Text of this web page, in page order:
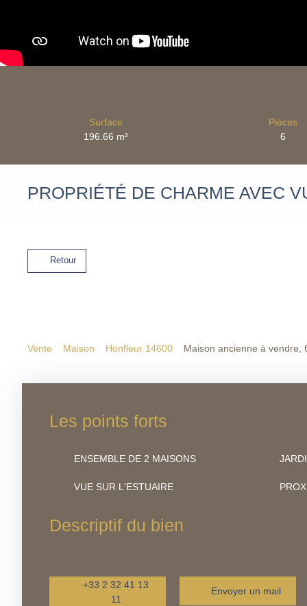
Surface
196.66 m²
Pièces
6
PROPRIÉTÉ DE CHARME AVEC
Retour
Vente Maison Honfleur 14600 Maison ancienne à vendre,
Les points forts
ENSEMBLE DE 2 MAISONS
VUE SUR L'ESTUAIRE
Descriptif du bien
+33 2 32 41 13
11
Envoyer un mail